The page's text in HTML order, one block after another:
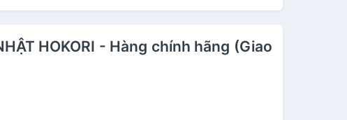
HOKORI - Hàng chính hãng (Giao